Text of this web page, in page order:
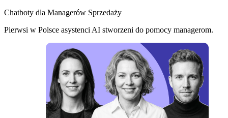
Chatboty dla Managerów Sprzedaży
Pierwsi w Polsce asystenci AI stworzeni do pomocy managerom.